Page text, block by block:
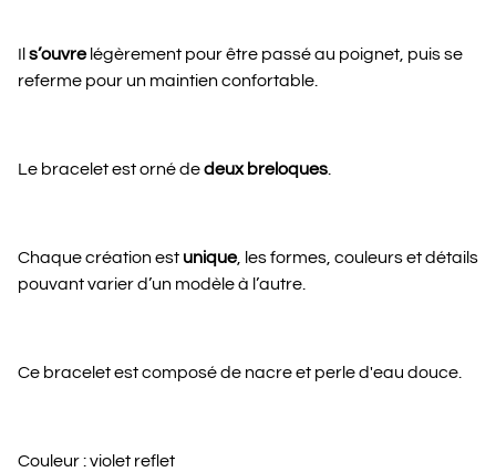
Il s’ouvrelégèrement pour être passé au poignet, puis se
referme pour un maintien confortable.
Le bracelet est orné dedeux breloques
Chaque création est unique, les formes, couleurs et détails
pouvant varier d’un modèle à l’autre.
Ce bracelet est composé de nacre et perle d'eau douce.
Couleur : violet reflet